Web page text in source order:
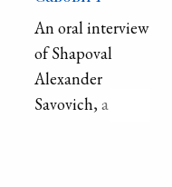
An oral interview
of Shapoval
Alexander
Savovich, a